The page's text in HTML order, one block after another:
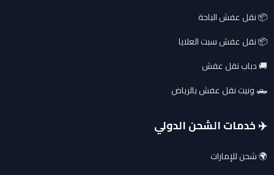
📦 نقل عفش الباحة
📦 نقل عفش سبت العلايا
🚚 دباب نقل عفش
🛻 ونيت نقل عفش بالرياض
✈️ خدمات الشحن الدولي
🌍 شحن للإمارات